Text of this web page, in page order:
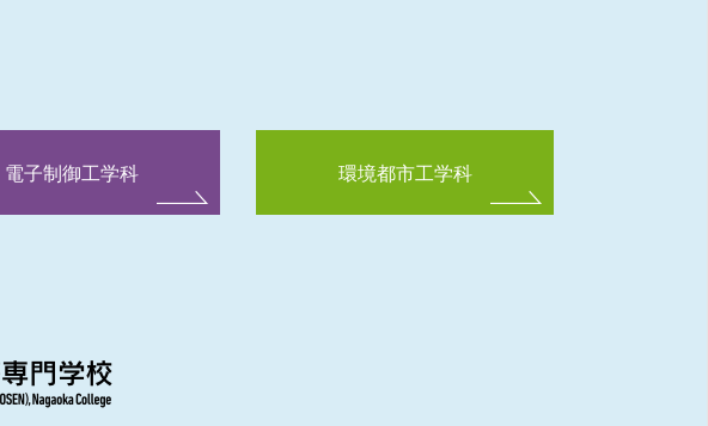
電子制御工学科 環境都市工学科